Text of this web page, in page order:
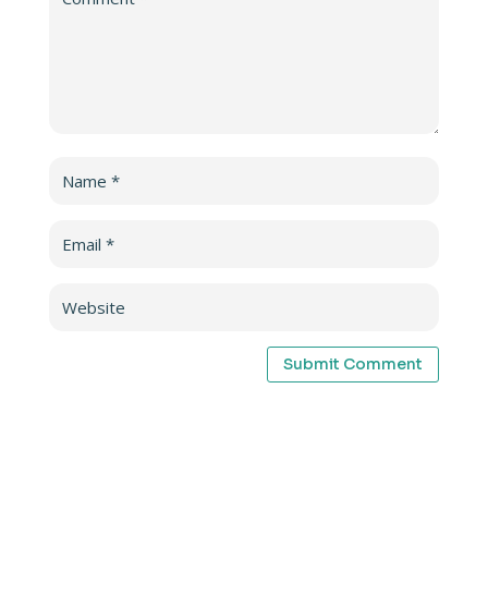
Submit Comment